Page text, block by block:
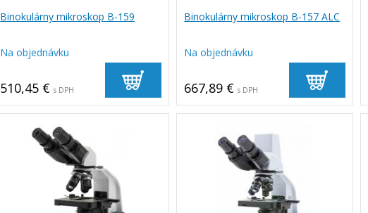
Binokulárny mikroskop B-159
Na objednávku
510,45 € s DPH
Binokulárny mikroskop B-157 ALC
Na objednávku
667,89 € s DPH